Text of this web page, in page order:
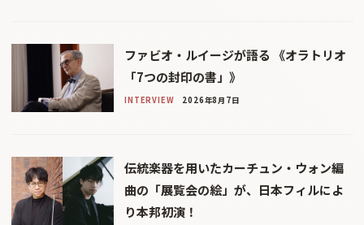
ファビオ・ルイージが語る 《オラトリオ
「7つの封印の書」》
INTERVIEW 2026年8月7日
伝統楽器を用いたカーチュン・ウォン編
曲の「展覧会の絵」が、日本フィルによ
り本邦初演！